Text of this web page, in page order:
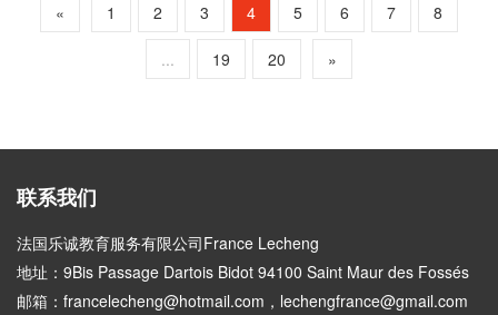
« 1 2 3 4 5 6 7 8
... 19 20 »
联系我们
法国乐诚教育服务有限公司France Lecheng
地址：9Bis Passage Dartois Bidot 94100 Saint Maur des Fossés
邮箱：francelecheng@hotmail.com，lechengfrance@gmail.com